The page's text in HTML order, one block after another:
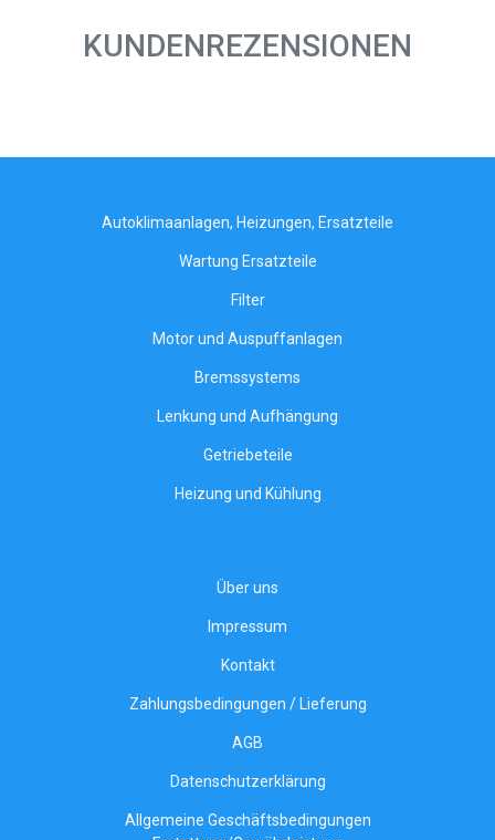
KUNDENREZENSIONEN
Autoklimaanlagen, Heizungen, Ersatzteile
Wartung Ersatzteile
Filter
Motor und Auspuffanlagen
Bremssystems
Lenkung und Aufhängung
Getriebeteile
Heizung und Kühlung
Über uns
Impressum
Kontakt
Zahlungsbedingungen / Lieferung
AGB
Datenschutzerklärung
Allgemeine Geschäftsbedingungen